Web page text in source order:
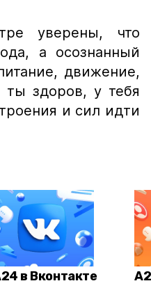
уверены, что
а осознанный
движение,
ты здоров, у тебя
и сил идти
в Вконтакте